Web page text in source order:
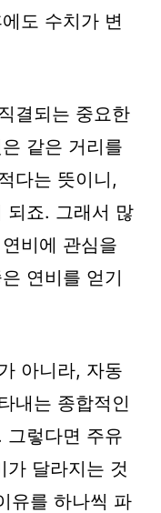
도 수치가 변
결되는 중요한
같은 거리를
다는 뜻이니,
되죠. 그래서 많
비에 관심을
연비를 얻기
아니라, 자동
내는 종합적인
그렇다면 주유
가 달라지는 것
유를 하나씩 파